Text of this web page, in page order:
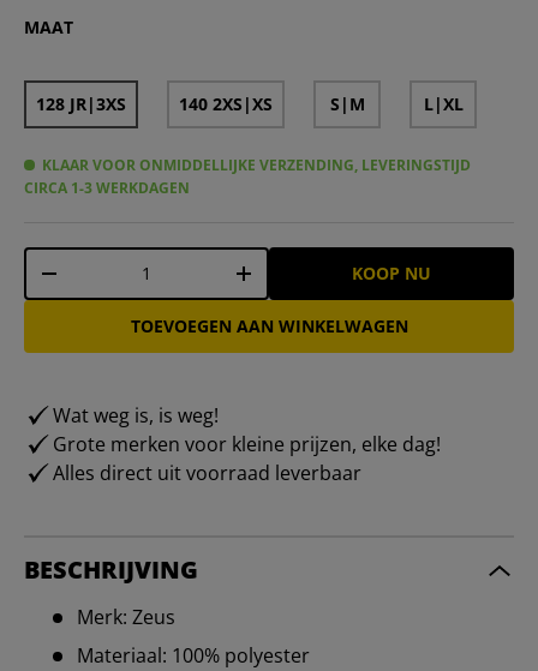
MAAT
128 JR|3XS 140 2XS|XS S|M L|XL
KLAAR VOOR ONMIDDELLIJKE VERZENDING, LEVERINGSTIJD
CIRCA 1-3 WERKDAGEN
Aantal
-
+ KOOP NU
TOEVOEGEN AAN WINKELWAGEN
Wat weg is, is weg!
Grote merken voor kleine prijzen, elke dag!
Alles direct uit voorraad leverbaar
BESCHRIJVING
Merk: Zeus
Materiaal: 100% polyester